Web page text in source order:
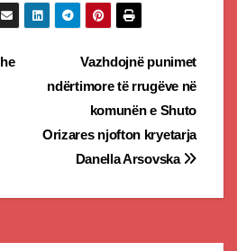
Vazhdojnë punimet
ndërtimore të rrugëve në
komunën e Shuto
Orizares njofton kryetarja
Danella Arsovska